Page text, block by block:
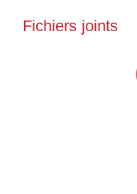
Fichiers joints